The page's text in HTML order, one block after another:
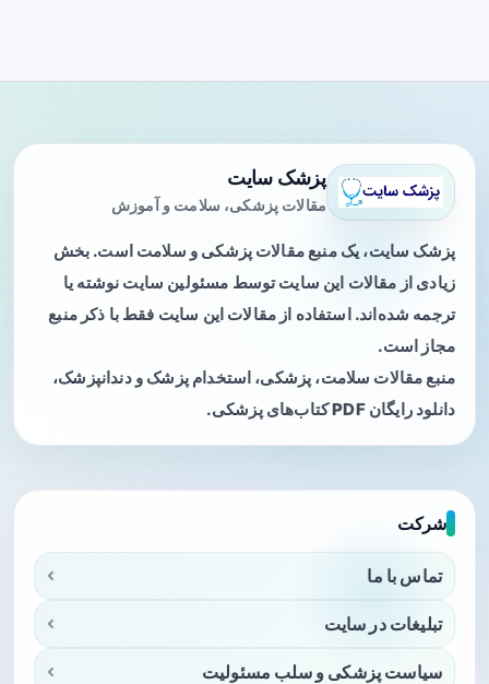
پزشک سایت
مقالات پزشکی، سلامت و آموزش
پزشک سایت، یک منبع مقالات پزشکی و سلامت است. بخش
زیادی از مقالات این سایت توسط مسئولین سایت نوشته یا
ترجمه شده‌اند. استفاده از مقالات این سایت فقط با ذکر منبع
مجاز است.
منبع مقالات سلامت، پزشکی، استخدام پزشک و دندانپزشک،
دانلود رایگان PDF کتاب‌های پزشکی.
شرکت
تماس با ما
تبلیغات در سایت
سیاست پزشکی و سلب مسئولیت